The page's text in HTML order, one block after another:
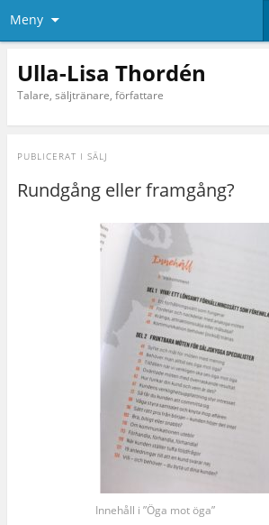
Meny
Ulla-Lisa Thordén
Talare, säljtränare, författare
PUBLICERAT I SÄLJ
Rundgång eller framgång?
Innehåll i ”Öga mot öga”